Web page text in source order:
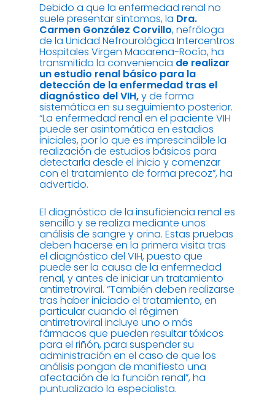
Debido a que la enfermedad renal no
suele presentar síntomas, la Dra.
Carmen González Corvillo, nefróloga
de la Unidad Nefrourológica Intercentros
Hospitales Virgen Macarena-Rocío, ha
transmitido la conveniencia de realizar
un estudio renal básico para la
detección de la enfermedad tras el
diagnóstico del VIH,y de forma
sistemática en su seguimiento posterior.
“La enfermedad renal en el paciente VIH
puede ser asintomática en estadios
iniciales, por lo que es imprescindible la
realización de estudios básicos para
detectarla desde el inicio y comenzar
con el tratamiento de forma precoz”, ha
advertido.
El diagnóstico de la insuficiencia renal es
sencillo y se realiza mediante unos
análisis de sangre y orina. Estas pruebas
deben hacerse en la primera visita tras
el diagnóstico del VIH, puesto que
puede ser la causa de la enfermedad
renal, y antes de iniciar un tratamiento
antirretroviral. “También deben realizarse
tras haber iniciado el tratamiento, en
particular cuando el régimen
antirretroviral incluye uno o más
fármacos que pueden resultar tóxicos
para el riñón, para suspender su
administración en el caso de que los
análisis pongan de manifiesto una
afectación de la función renal”, ha
puntualizado la especialista.